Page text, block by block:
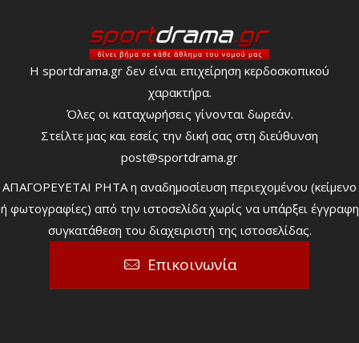
Η sportdrama.gr δεν είναι επιχείρηση κερδοσκοπικού
χαρακτήρα.
Όλες οι καταχωρήσεις γίνονται δωρεάν.
Στείλτε μας και εσείς την δική σας στη διεύθυνση
post@sportdrama.gr
ΑΠΑΓΟΡΕΥΕΤΑΙ ΡΗΤΑ η αναδημοσίευση περιεχομένου (κείμενο
ή φωτογραφίες) από την ιστοσελίδα χωρίς να υπάρξει έγγραφη
συγκατάθεση του διαχειριστή της ιστοσελίδας.
Επικοινωνία